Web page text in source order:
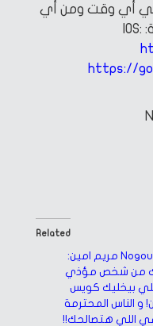
أي وقت ومن أي
https://
Related
NogoumFM مريم امين:
من شخص مؤذي
بيخليك كويس
و الناس المحترمة
اللي هتصالحك!!